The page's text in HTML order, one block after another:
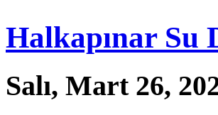
Halkapınar Su
Salı, Mart 26,